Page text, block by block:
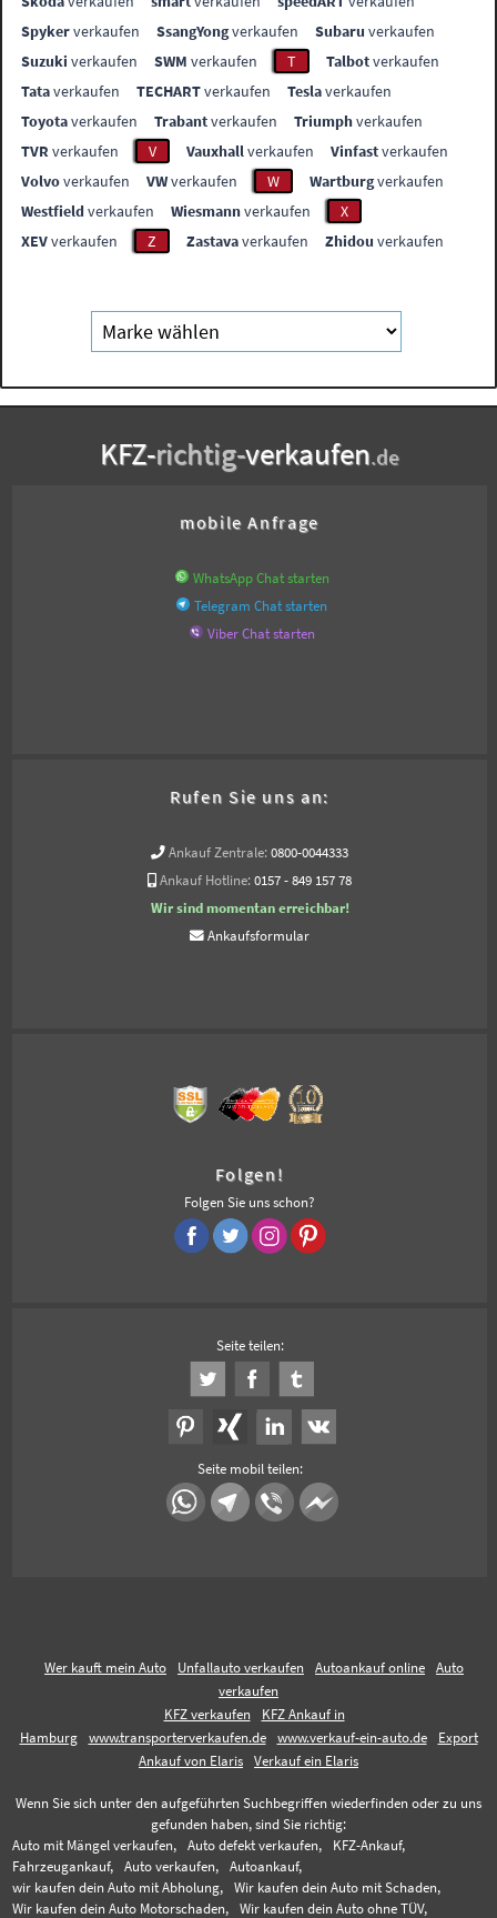
Spykerverkaufen SsangYongverkaufen Subaru verkaufen
Suzuki verkaufen SWM verkaufen T Talbotverkaufen
Tataverkaufen TECHARTverkaufen Teslaverkaufen
Toyotaverkaufen Trabantverkaufen Triumphverkaufen
TVR verkaufen V Vauxhallverkaufen Vinfastverkaufen
Volvoverkaufen VWverkaufen W Wartburgverkaufen
Westfieldverkaufen Wiesmannverkaufen
X
XEVverkaufen Z Zastavaverkaufen Zhidou verkaufen
KFZ-richtig-verkaufen.de
mobile Anfrage
WhatsApp Chat starten
Telegram Chat starten
Viber Chat starten
Rufen Sie uns an:
Ankauf Zentrale: 0800-0044333
Ankauf Hotline: 0157 - 849 157 78
Wir sind momentan erreichbar!
Ankaufsformular
Folgen!
Folgen Sie uns schon?
Seite teilen:
Seite mobil teilen:
Wer kauft mein Auto Unfallauto verkaufen Autoankauf online
Auto
verkaufen
KFZ verkaufen
KFZ Ankauf in
Hamburg
www.transporterverkaufen.de www.verkauf-ein-auto.de
Export
Ankauf von Elaris
Verkauf ein Elaris
Wenn Sie sich unter den aufgeführten Suchbegriffen wiederfinden oder zu uns
gefunden haben, sind Sie richtig:
Auto mit Mängel verkaufen,
Auto defekt verkaufen,
KFZ-Ankauf,
Fahrzeugankauf,
Auto verkaufen,
Autoankauf,
wir kaufen dein Auto mit Abholung,
Wir kaufen dein Auto mit Schaden,
Wir kaufen dein Auto Motorschaden,
Wir kaufen dein Auto ohne TÜV,